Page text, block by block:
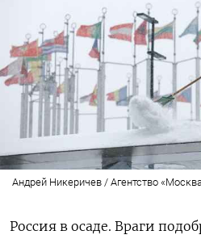
Андрей Никеричев / Агентство
Россия в осаде. Враги